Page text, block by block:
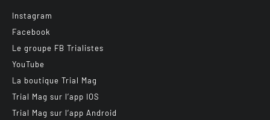
Instagram
Facebook
Le groupe FB Trialistes
YouTube
La boutique Trial Mag
Trial Mag sur l’app IOS
Trial Mag sur l’app Android